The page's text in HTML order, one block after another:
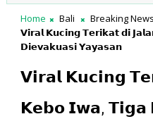
Home Bali Breaking News
𝗩𝗶𝗿𝗮𝗹 𝗞𝘂𝗰𝗶𝗻𝗴 𝗧𝗲𝗿𝗶𝗸𝗮𝘁 𝗱𝗶
𝗗𝗶𝗲𝘃𝗮𝗸𝘂𝗮𝘀𝗶 𝗬𝗮𝘆𝗮𝘀𝗮𝗻
𝗩𝗶𝗿𝗮𝗹 𝗞𝘂𝗰𝗶𝗻𝗴
𝗞𝗲𝗯𝗼 𝗜𝘄𝗮, 𝗧𝗶𝗴𝗮